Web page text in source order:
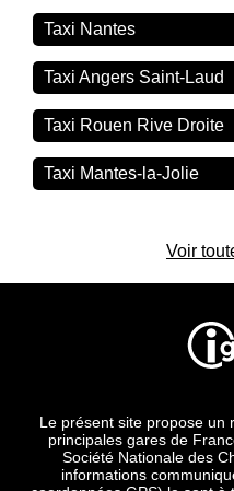
Taxi Nantes
Taxi Angers Saint-Laud
Taxi Rouen Rive Droite
Taxi Mantes-la-Jolie
Voir
Le présent site propose un
principales gares de
Société Nationale des
informations